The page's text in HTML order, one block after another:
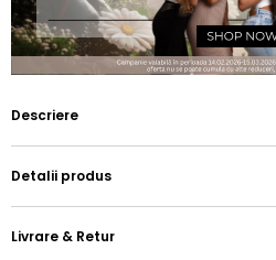
Descriere
Detalii produs
Livrare & Retur